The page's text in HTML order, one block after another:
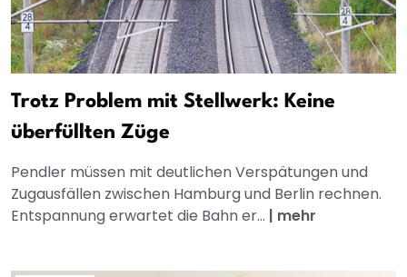
Trotz Problem mit Stellwerk: Keine
überfüllten Züge
Pendler müssen mit deutlichen Verspätungen und
Zugausfällen zwischen Hamburg und Berlin rechnen.
Entspannung erwartet die Bahn er... | mehr